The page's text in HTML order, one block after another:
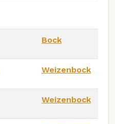
Bock
Weizenbock
Weizenbock